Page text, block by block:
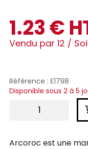
1.23 €
Vendu par 12 /
Référence : E1798
Disponible sous 2 à 5
Arcoroc est une